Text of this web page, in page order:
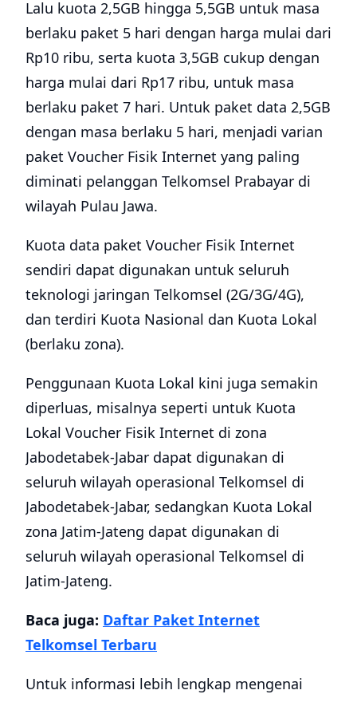
Lalu kuota 2,5GB hingga 5,5GB untuk masa
berlaku paket 5 hari dengan harga mulai dari
Rp10 ribu, serta kuota 3,5GB cukup dengan
harga mulai dari Rp17 ribu, untuk masa
berlaku paket 7 hari. Untuk paket data 2,5GB
dengan masa berlaku 5 hari, menjadi varian
paket Voucher Fisik Internet yang paling
diminati pelanggan Telkomsel Prabayar di
wilayah Pulau Jawa.
Kuota data paket Voucher Fisik Internet
sendiri dapat digunakan untuk seluruh
teknologi jaringan Telkomsel (2G/3G/4G),
dan terdiri Kuota Nasional dan Kuota Lokal
(berlaku zona).
Penggunaan Kuota Lokal kini juga semakin
diperluas, misalnya seperti untuk Kuota
Lokal Voucher Fisik Internet di zona
Jabodetabek-Jabar dapat digunakan di
seluruh wilayah operasional Telkomsel di
Jabodetabek-Jabar, sedangkan Kuota Lokal
zona Jatim-Jateng dapat digunakan di
seluruh wilayah operasional Telkomsel di
Jatim-Jateng.
Baca juga: Daftar Paket Internet
Telkomsel Terbaru
Untuk informasi lebih lengkap mengenai